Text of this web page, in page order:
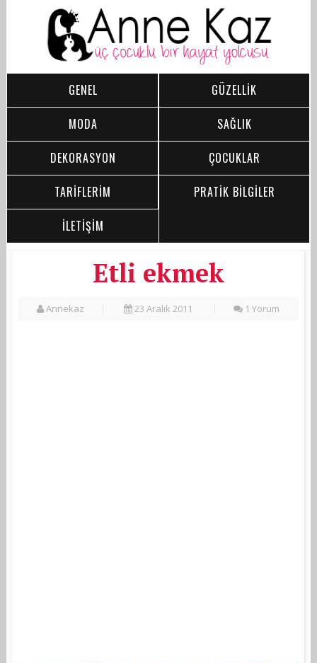
GENEL
GÜZELLİK
MODA
SAĞLIK
DEKORASYON
ÇOCUKLAR
TARİFLERİM
PRATİK BİLGİLER
İLETİŞİM
Etli ekmek
Annekaz 23 Aralık 2011 1 Yorum